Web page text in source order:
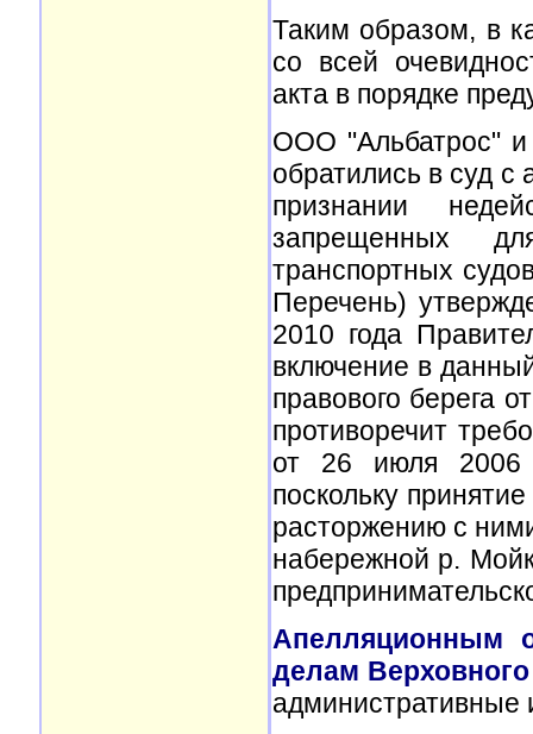
Таким образом, в
со всей
акта в порядке
ООО "Альбатрос"
обратились в суд
признании
запрещенных
транспортных
Перечень)
2010 года
включение в
правового берега
противоречит
от 26 июля 2006
поскольку
расторжению с
набережной р.
Апелляционным
делам
административные